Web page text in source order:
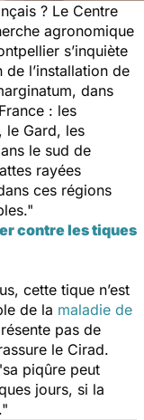
? Le Centre
agronomique
s’inquiète
l’installation de
, dans
: les
le Gard, les
le sud de
rayées
ces régions
."
contre les tiques
, cette tique n’est
de la maladie de
pas de
le Cirad.
sa piqûre peut
jours, si la